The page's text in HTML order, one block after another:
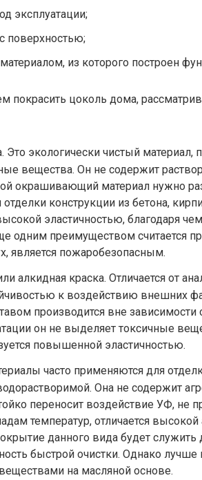
эксплуатации;
поверхностью;
из которого построен
покрасить цоколь дома,
Это экологически чистый материал,
вещества. Он не содержит
окрашивающий материал нужно
конструкции из бетона,
эластичностью, благодаря
одним преимуществом считается
является пожаробезопасным.
алкидная краска. Отличается от
к воздействию внешних
производится вне зависимости
он не выделяет токсичные
повышенной эластичностью.
часто применяются для
Она не содержит
переносит воздействие УФ, не
температур, отличается высокой
данного вида будет
быстрой очистки. Однако
на масляной основе.